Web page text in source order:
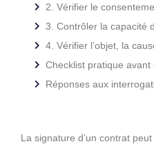
2. Vérifier le
3. Contrôler la capacité
4. Vérifier l’objet, la
Checklist pratique avant
Réponses aux
La signature d’un contrat